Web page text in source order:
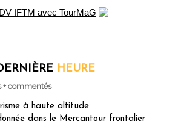
HEURE
+ commentés
à haute altitude
dans le Mercantour frontalier